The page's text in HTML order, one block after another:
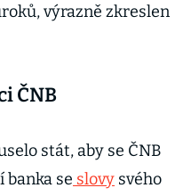
výrazně zkreslen
ČNB
stát, aby se ČNB
banka se slovy svého